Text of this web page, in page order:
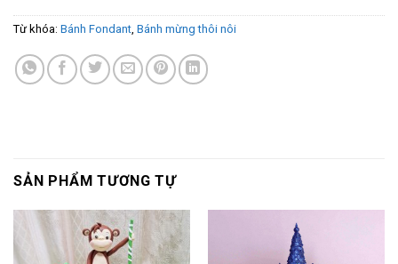
Từ khóa: Bánh Fondant Bánh mừng thôi nôi
SẢN PHẨM TƯƠNG TỰ